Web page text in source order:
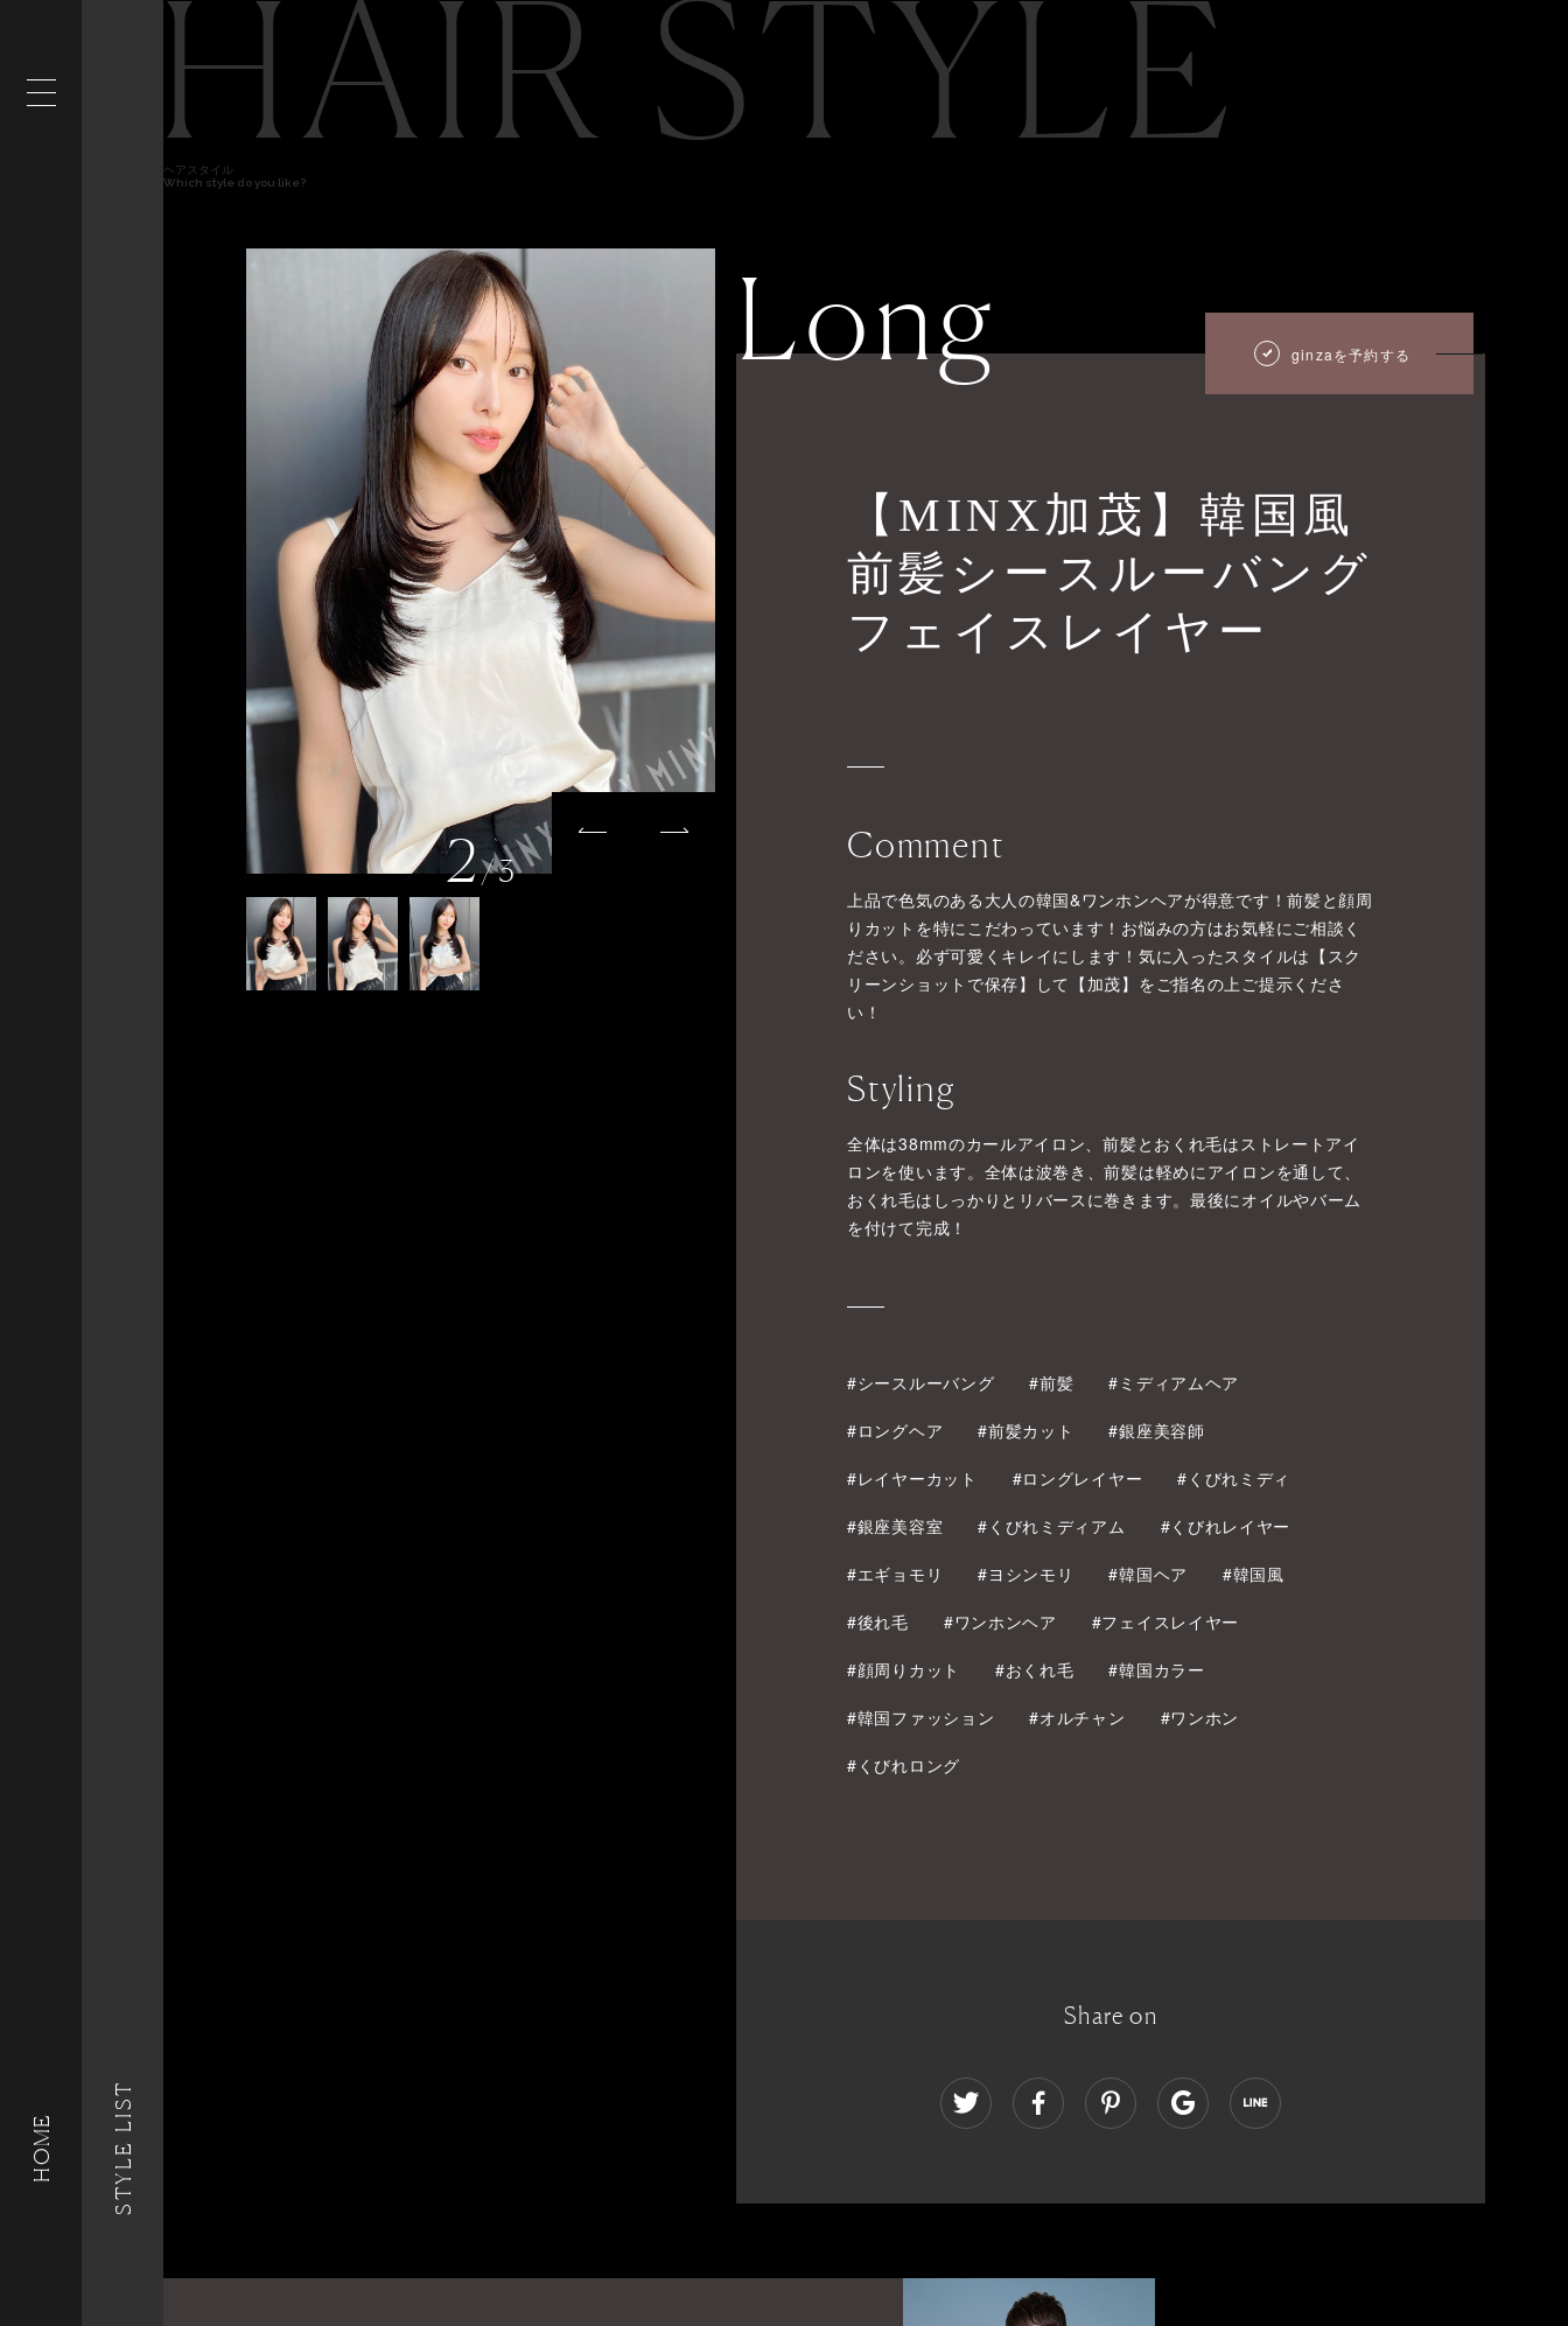
HOME STYLE LIST
HAIR STYLE
ヘアスタイル
Which style do you like?
2/3
Long ginzaを予約する
【MINX加茂】韓国風
前髪シースルーバング
フェイスレイヤー
Comment
上品で色気のある大人の韓国&ワンホンヘアが得意です！前髪と顔周
りカットを特にこだわっています！お悩みの方はお気軽にご相談く
ださい。必ず可愛くキレイにします！気に入ったスタイルは【スク
リーンショットで保存】して【加茂】をご指名の上ご提示くださ
い！
Styling
全体は38mmのカールアイロン、前髪とおくれ毛はストレートアイ
ロンを使います。全体は波巻き、前髪は軽めにアイロンを通して、
おくれ毛はしっかりとリバースに巻きます。最後にオイルやバーム
を付けて完成！
#シースルーバング #前髪 #ミディアムヘア
#ロングヘア #前髪カット #銀座美容師
#レイヤーカット #ロングレイヤー #くびれミディ
#銀座美容室 #くびれミディアム #くびれレイヤー
#エギョモリ #ヨシンモリ #韓国ヘア #韓国風
#後れ毛 #ワンホンヘア #フェイスレイヤー
#顔周りカット #おくれ毛 #韓国カラー
#韓国ファッション #オルチャン #ワンホン
#くびれロング
Share on